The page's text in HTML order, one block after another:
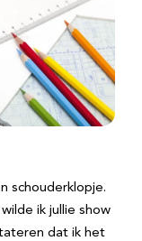
schouderklopje.
ik jullie show
dat ik het